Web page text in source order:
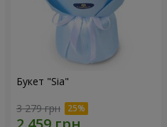
Букет "Sia"
3 279 грн